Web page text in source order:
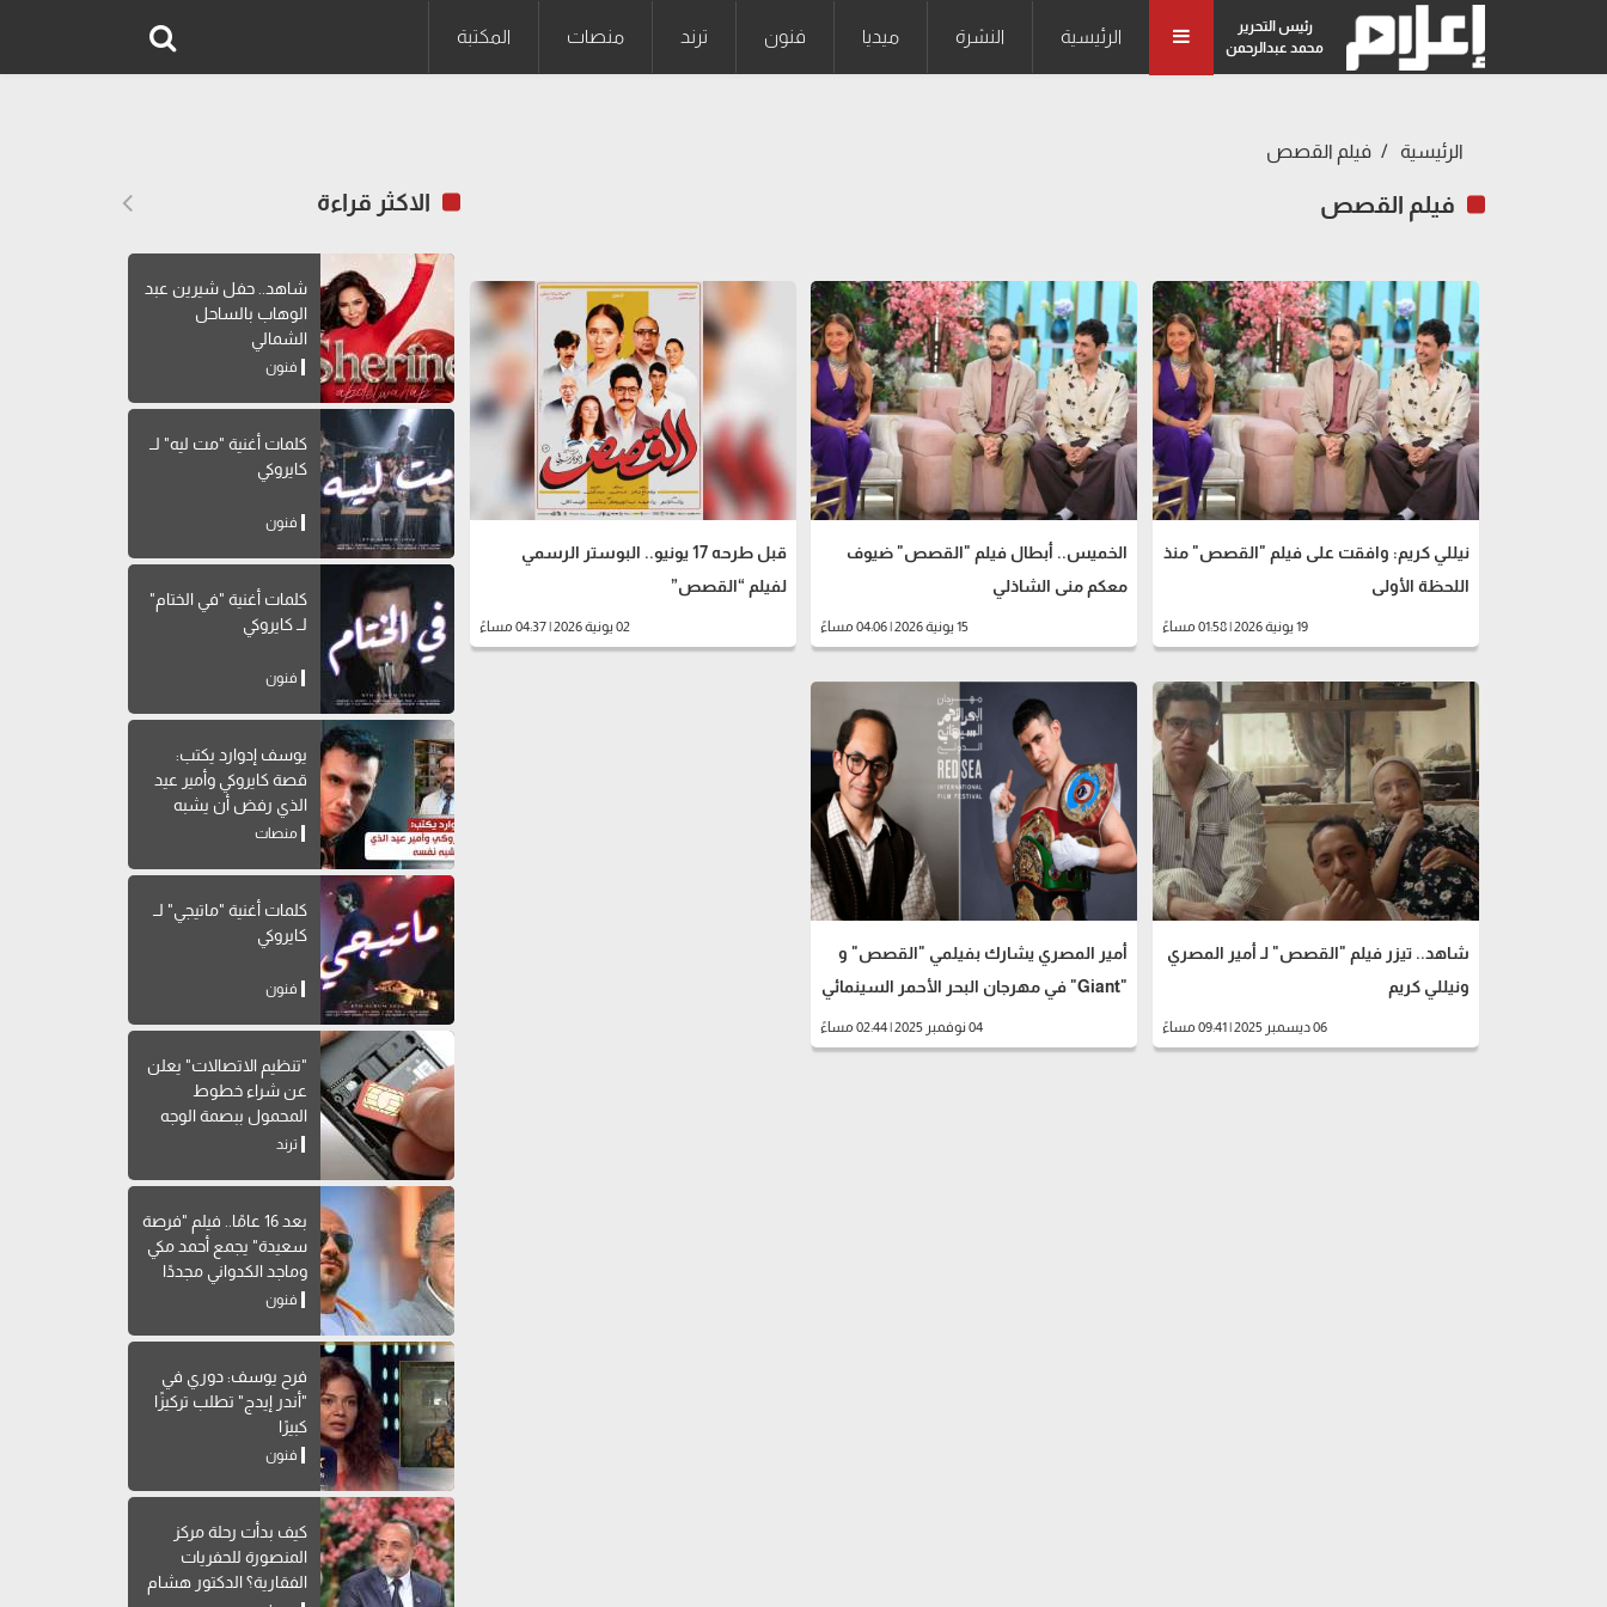
رئيس التحرير
محمد عبدالرحمن
الرئيسية النشرة ميديا فنون ترند منصات المكتبة
الرئيسية فيلم القصص
فيلم القصص
نيللي كريم: وافقت على فيلم "القصص" منذ
اللحظة الأولى
19 يونية 2026 | 01:58 مساءً
الخميس.. أبطال فيلم "القصص" ضيوف
معكم منى الشاذلي
15 يونية 2026 | 04:06 مساءً
قبل طرحه 17 يونيو.. البوستر الرسمي
لفيلم “القصص”
02 يونية 2026 | 04:37 مساءً
شاهد.. تيزر فيلم "القصص" لـ أمير المصري
ونيللي كريم
06 ديسمبر 2025 | 09:41 مساءً
أمير المصري يشارك بفيلمي "القصص" و
"Giant" في مهرجان البحر الأحمر السينمائي
04 نوفمبر 2025 | 02:44 مساءً
الاكثر قراءة
شاهد.. حفل شيرين عبد
الوهاب بالساحل
الشمالي
فنون
كلمات أغنية "مت ليه" لــ
كايروكي
فنون
كلمات أغنية "في الختام"
لــ كايروكي
فنون
يوسف إدوارد يكتب:
قصة كايروكي وأمير عيد
الذي رفض أن يشبه
نفسه
منصات
كلمات أغنية "ماتيجي" لــ
كايروكي
فنون
"تنظيم الاتصالات" يعلن
عن شراء خطوط
المحمول ببصمة الوجه
ترند
بعد 16 عامًا.. فيلم "فرصة
سعيدة" يجمع أحمد مكي
وماجد الكدواني مجددًا
فنون
فرح يوسف: دوري في
"أندر إيدج" تطلب تركيزًا
كبيرًا
فنون
كيف بدأت رحلة مركز
المنصورة للحفريات
الفقارية؟ الدكتور هشام